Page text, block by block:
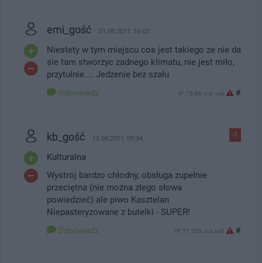
emi_gość 01.08.2011, 16:03
Niestety w tym miejscu cos jest takiego ze nie da
sie tam stworzyc zadnego klimatu, nie jest miło,
przytulnie.... Jedzenie bez szału
Odpowiedz IP: 78.88.xx8.xx4 #
-1
kb_gość 12.08.2011, 09:34
Kulturalna
Wystrój bardzo chłodny, obsługa zupełnie
przeciętna (nie można złego słowa
powiedzieć) ale piwo Kasztelan
Niepasteryzowane z butelki - SUPER!
Odpowiedz IP: 77.253.xx3.xx0 #